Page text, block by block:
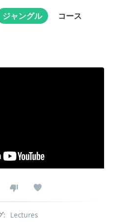
ジャングル コース
: Lectures